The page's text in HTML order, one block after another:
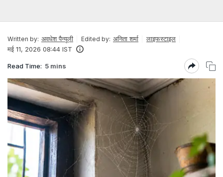
Written by: अवधेश पैन्यूली Edited by: अनिता शर्मा
लाइफस्टाइल
मई 11, 2026 08:44 IST
Read Time: 5 mins